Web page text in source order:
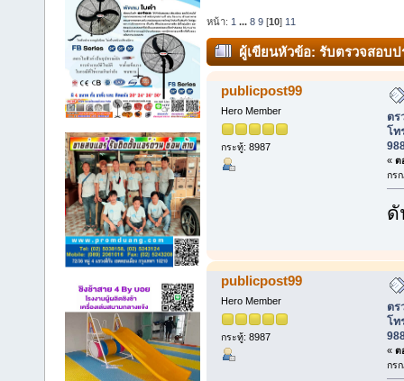
หน้า: 1 ... 8 9 [10] 11
ผู้เขียนหัวข้อ: รับตรวจสอบ
publicpost99
Hero Member
กระทู้: 8987
ตร
โท
« ต
กร
ดั
publicpost99
Hero Member
กระทู้: 8987
ตร
โท
« ต
กร